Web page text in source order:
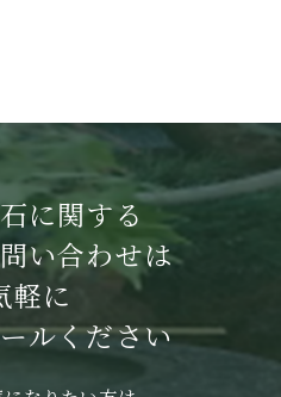
に関する
い合わせは
軽に
ルください